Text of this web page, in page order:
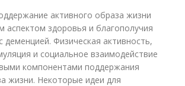
активного образа жизни
аспектом здоровья и благополучия
Физическая активность,
и социальное взаимодействие
компонентами поддержания
жизни. Некоторые идеи для